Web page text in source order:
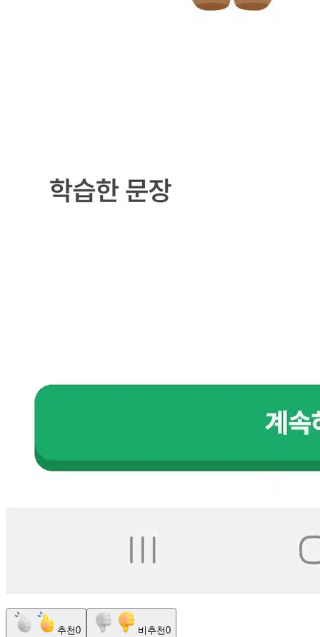
추천0 비추천0